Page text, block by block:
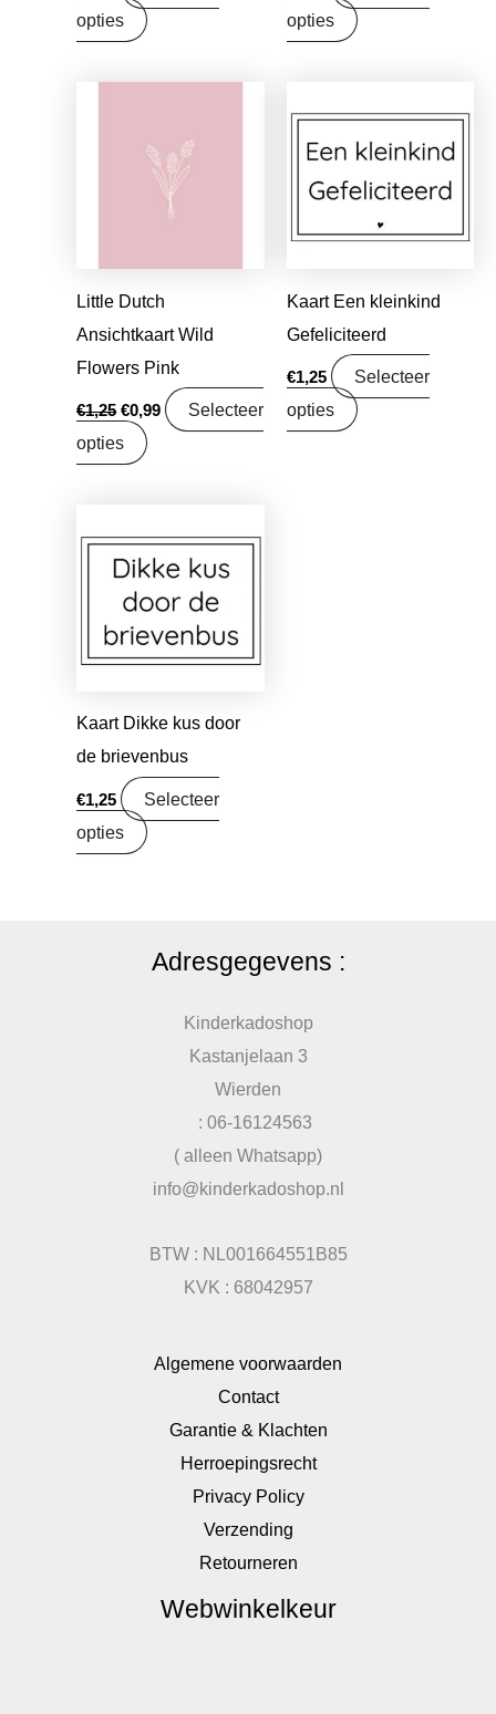
opties
opties
Little Dutch
Ansichtkaart Wild
Flowers Pink
€1,25
€1,25.
€0,99
€0,99.
Selecteer
opties
Kaart Een kleinkind
Gefeliciteerd
€1,25
Selecteer
opties
Kaart Dikke kus door
de brievenbus
€1,25
Selecteer
opties
Adresgegevens :
Kinderkadoshop
Kastanjelaan 3
Wierden
: 06-16124563
( alleen Whatsapp)
info@kinderkadoshop.nl
BTW : NL001664551B85
KVK : 68042957
Algemene voorwaarden
Contact
Garantie & Klachten
Herroepingsrecht
Privacy Policy
Verzending
Retourneren
Webwinkelkeur